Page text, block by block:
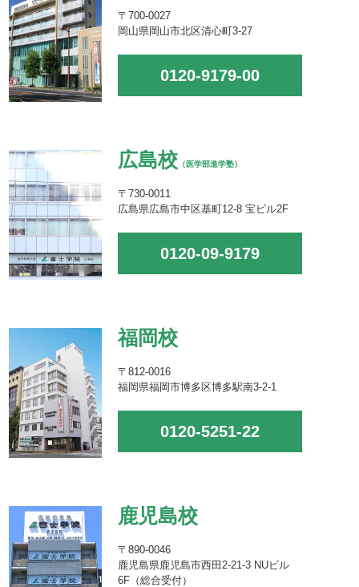
〒700-0027
岡山県岡山市北区清心町3-27
0120-9179-00
広島校 （医学部進学塾）
〒730-0011
広島県広島市中区基町12-8 宝ビル2F
0120-09-9179
福岡校
〒812-0016
福岡県福岡市博多区博多駅南3-2-1
0120-5251-22
鹿児島校
〒890-0046
鹿児島県鹿児島市西田2-21-3 NUビル
6F（総合受付）